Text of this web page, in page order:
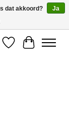
Verlanglijst
dat akkoord?
Ja